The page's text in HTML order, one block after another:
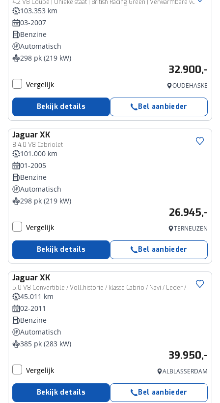
4.2 V8 Coupé | Unieke staat | British Racing Green | Verwarmbare voorstoelen |
103.353 km
03-2007
Benzine
Automatisch
298 pk (219 kW)
32.900,-
Vergelijk OUDEHASKE
Bekijk details Bel aanbieder
JaguarXK
8 4.0 V8 Cabriolet
101.000 km
01-2005
Benzine
Automatisch
298 pk (219 kW)
26.945,-
Vergelijk TERNEUZEN
Bekijk details Bel aanbieder
JaguarXK
5.0 V8 Convertible / Voll.historie / klasse Cabrio / Navi / Leder /
45.011 km
02-2011
Benzine
Automatisch
385 pk (283 kW)
39.950,-
Vergelijk ALBLASSERDAM
Bekijk details Bel aanbieder